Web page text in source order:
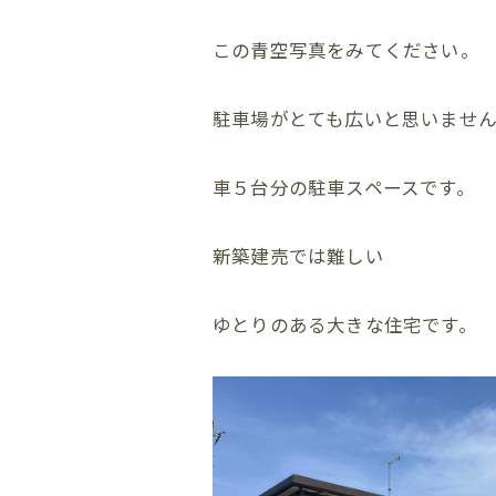
この青空写真をみてください。
駐車場がとても広いと思いませ
車５台分の駐車スペースです。
新築建売では難しい
ゆとりのある大きな住宅です。